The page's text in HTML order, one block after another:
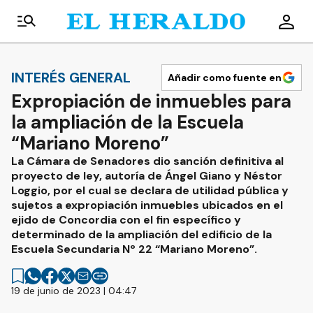
INTERÉS GENERAL Añadir como fuente en
Expropiación de inmuebles para
la ampliación de la Escuela
“Mariano Moreno”
La Cámara de Senadores dio sanción definitiva al
proyecto de ley, autoría de Ángel Giano y Néstor
Loggio, por el cual se declara de utilidad pública y
sujetos a expropiación inmuebles ubicados en el
ejido de Concordia con el fin específico y
determinado de la ampliación del edificio de la
Escuela Secundaria Nº 22 “Mariano Moreno”.
19 de junio de 2023 | 04:47